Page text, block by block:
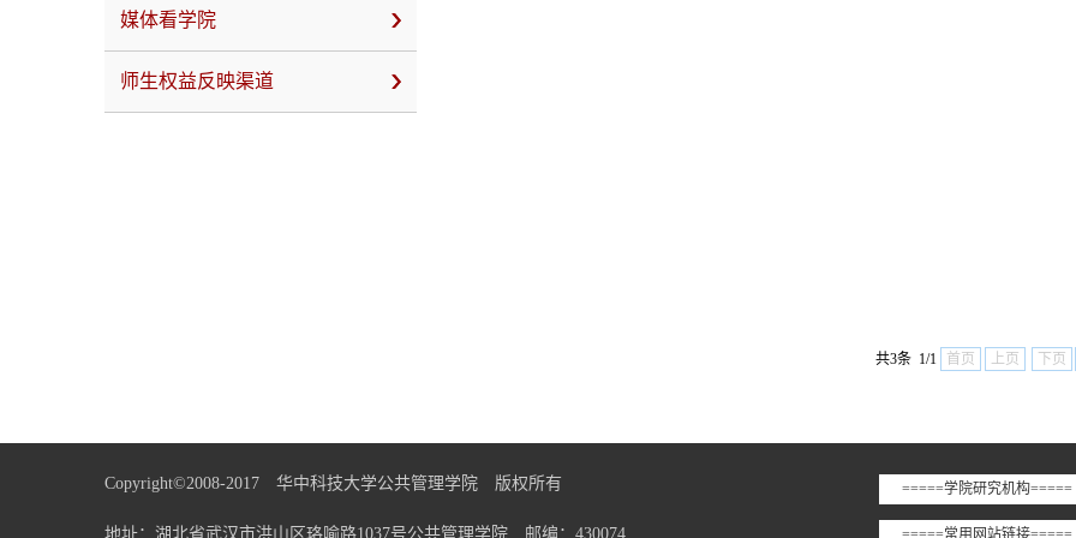
媒体看学院
师生权益反映渠道
共3条 1/1 首页 上页 下页
Copyright©2008-2017 华中科技大学公共管理学院 版权所有
地址：湖北省武汉市洪山区珞喻路1037号公共管理学院 邮编：430074
=====学院研究机构=====
=====常用网站链接=====